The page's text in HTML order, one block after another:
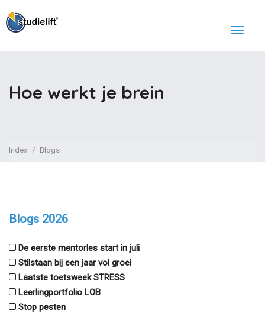
Hoe werkt je brein
Index Blogs
Blogs 2026
De eerste mentorles start in juli
Stilstaan bij een jaar vol groei
Laatste toetsweek STRESS
Leerlingportfolio LOB
Stop pesten